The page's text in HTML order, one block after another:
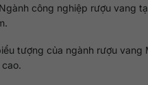
công nghiệp rượu vang
tượng của ngành rượu